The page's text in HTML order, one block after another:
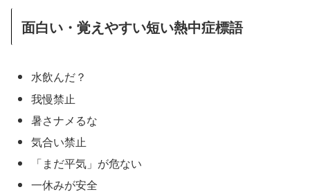
面白い・覚えやすい短い熱中症標語
水飲んだ？
我慢禁止
暑さナメるな
気合い禁止
「まだ平気」が危ない
一休みが安全